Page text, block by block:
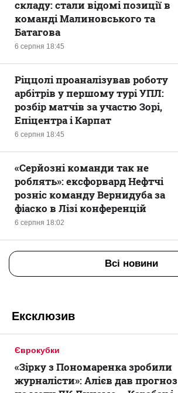
6 серпня 18:45
складу: стали відомі позиції в
команді Малиновського та
Батагова
6 серпня 18:45
Ріццолі проаналізував роботу
арбітрів у першому турі УПЛ:
розбір матчів за участю Зорі,
Епіцентра і Карпат
6 серпня 18:02
«Серйозні команди так не
роблять»: ексфорвард Нефтчі
розніс команду Вернидуба за
фіаско в Лізі конференцій
Всі новини
Ексклюзив
Єврокубки
«Зірку з Пономаренка зробили
журналісти»: Алієв дав прогноз